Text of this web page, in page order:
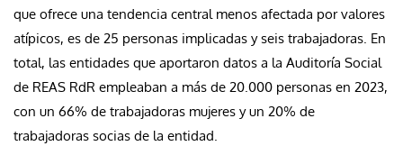
que ofrece una tendencia central menos afectada por valores
atípicos, es de 25 personas implicadas y seis trabajadoras. En
total, las entidades que aportaron datos a la Auditoría Social
de REAS RdR empleaban a más de 20.000 personas en 2023,
con un 66% de trabajadoras mujeres y un 20% de
trabajadoras socias de la entidad.